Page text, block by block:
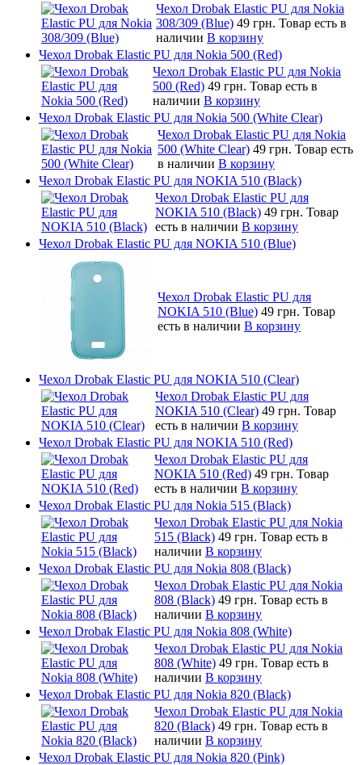
Чехол Drobak Elastic PU для Nokia
308/309 (Blue) 49 грн. Товар есть в
наличии В корзину
Чехол Drobak Elastic PU для Nokia 500 (Red)
Чехол Drobak Elastic PU для Nokia
500 (Red) 49 грн. Товар есть в
наличии В корзину
Чехол Drobak Elastic PU для Nokia 500 (White Clear)
Чехол Drobak Elastic PU для Nokia
500 (White Clear) 49 грн. Товар есть
в наличии В корзину
Чехол Drobak Elastic PU для NOKIA 510 (Black)
Чехол Drobak Elastic PU для
NOKIA 510 (Black) 49 грн. Товар
есть в наличии В корзину
Чехол Drobak Elastic PU для NOKIA 510 (Blue)
Чехол Drobak Elastic PU для
NOKIA 510 (Blue) 49 грн. Товар
есть в наличии В корзину
Чехол Drobak Elastic PU для NOKIA 510 (Clear)
Чехол Drobak Elastic PU для
NOKIA 510 (Clear) 49 грн. Товар
есть в наличии В корзину
Чехол Drobak Elastic PU для NOKIA 510 (Red)
Чехол Drobak Elastic PU для
NOKIA 510 (Red) 49 грн. Товар
есть в наличии В корзину
Чехол Drobak Elastic PU для Nokia 515 (Black)
Чехол Drobak Elastic PU для Nokia
515 (Black) 49 грн. Товар есть в
наличии В корзину
Чехол Drobak Elastic PU для Nokia 808 (Black)
Чехол Drobak Elastic PU для Nokia
808 (Black) 49 грн. Товар есть в
наличии В корзину
Чехол Drobak Elastic PU для Nokia 808 (White)
Чехол Drobak Elastic PU для Nokia
808 (White) 49 грн. Товар есть в
наличии В корзину
Чехол Drobak Elastic PU для Nokia 820 (Black)
Чехол Drobak Elastic PU для Nokia
820 (Black) 49 грн. Товар есть в
наличии В корзину
Чехол Drobak Elastic PU для Nokia 820 (Pink)